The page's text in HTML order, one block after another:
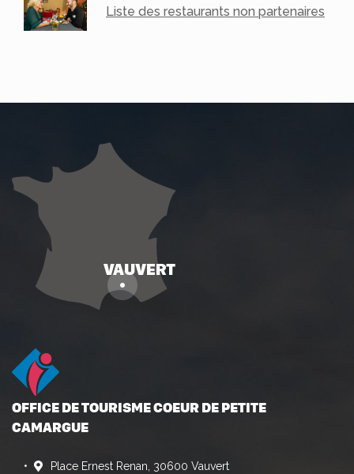
Liste des restaurants non partenaires
OFFICE DE TOURISME COEUR DE PETITE
CAMARGUE
Place Ernest Renan, 30600 Vauvert